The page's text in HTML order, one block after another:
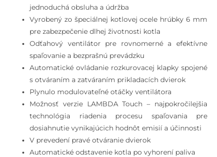
jednoduchá obsluha a údržba
Vyrobený zo špeciálnej kotlovej ocele hrúbky 6 mm
pre zabezpečenie dlhej životnosti kotla
Odťahový ventilátor pre rovnomerné a efektívne
spaľovanie a bezprašnú prevádzku
Automatické ovládanie rozkurovacej klapky spojené
s otváraním a zatváraním prikladacích dvierok
Plynulo modulovateľné otáčky ventilátora
Možnosť verzie LAMBDA Touch – najpokročilejšia
technológia riadenia procesu spaľovania pre
dosiahnutie vynikajúcich hodnôt emisií a účinnosti
V prevedení pravé otváranie dvierok
Automatické odstavenie kotla po vyhorení paliva